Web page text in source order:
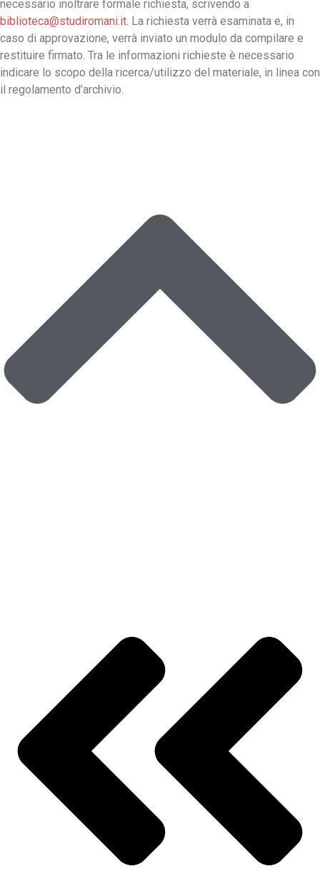
necessario inoltrare formale richiesta, scrivendo a
biblioteca@studiromani.it. La richiesta verrà esaminata e, in
caso di approvazione, verrà inviato un modulo da compilare e
restituire firmato. Tra le informazioni richieste è necessario
indicare lo scopo della ricerca/utilizzo del materiale, in linea con
il regolamento d’archivio.